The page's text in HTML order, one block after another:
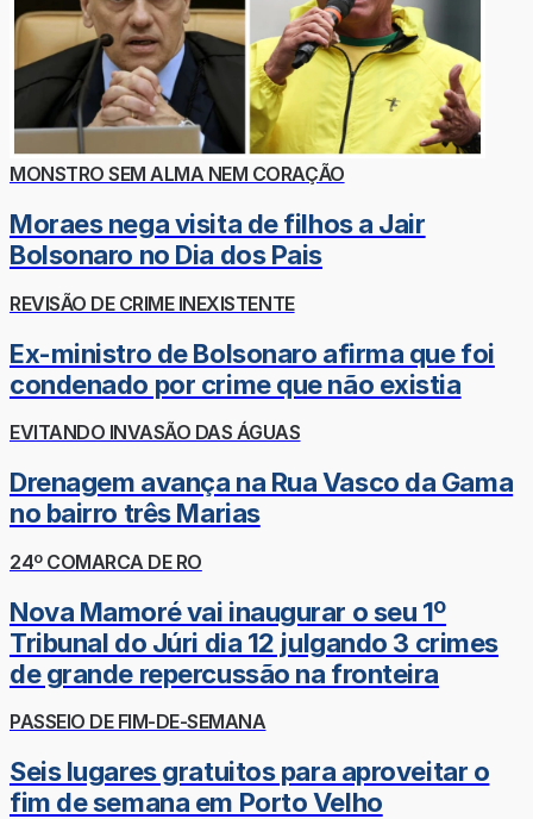
MONSTRO SEM ALMA NEM CORAÇÃO
Moraes nega visita de filhos a Jair
Bolsonaro no Dia dos Pais
REVISÃO DE CRIME INEXISTENTE
Ex-ministro de Bolsonaro afirma que foi
condenado por crime que não existia
EVITANDO INVASÃO DAS ÁGUAS
Drenagem avança na Rua Vasco da Gama
no bairro três Marias
24º COMARCA DE RO
Nova Mamoré vai inaugurar o seu 1º
Tribunal do Júri dia 12 julgando 3 crimes
de grande repercussão na fronteira
PASSEIO DE FIM-DE-SEMANA
Seis lugares gratuitos para aproveitar o
fim de semana em Porto Velho